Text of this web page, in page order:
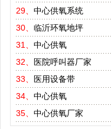
29、 中心供氧系统
30、 临沂环氧地坪
31、 中心供氧
32、
医院呼叫器厂家
33、
医用设备带
34、 中心供氧
35、 中心供氧厂家